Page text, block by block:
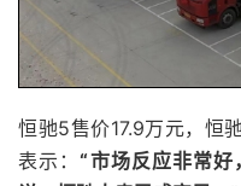
恒驰5售价17.9万元，恒
表示：“市场反应非常